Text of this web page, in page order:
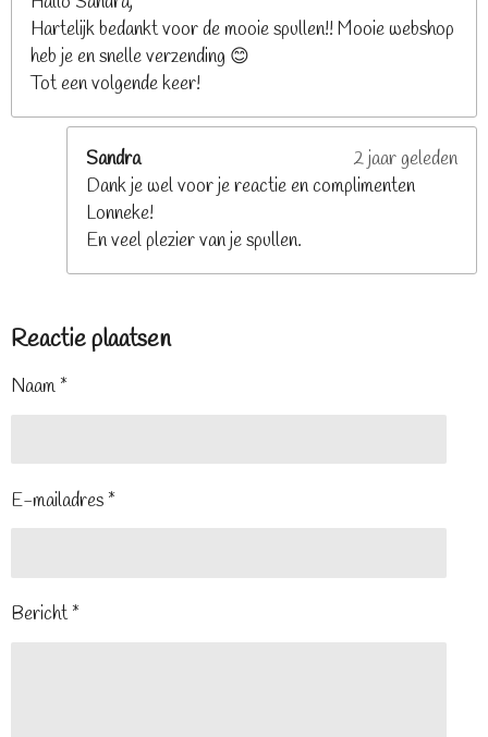
Hartelijk bedankt voor de mooie spullen!! Mooie webshop
heb je en snelle verzending 😊
Tot een volgende keer!
Sandra
2 jaar geleden
Dank je wel voor je reactie en complimenten
Lonneke!
En veel plezier van je spullen.
Reactie plaatsen
Naam *
E-mailadres *
Bericht *